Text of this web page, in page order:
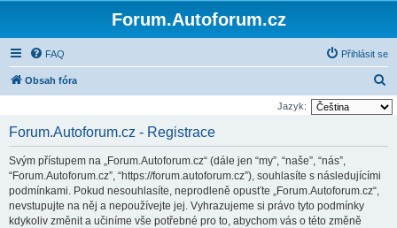
Forum.Autoforum.cz
FAQ Přihlásit se
Obsah fóra
l
Jazyk:
Forum.Autoforum.cz - Registrace
Svým přístupem na „Forum.Autoforum.cz“ (dále jen “my”, “naše”, “nás”,
“Forum.Autoforum.cz”, “https://forum.autoforum.cz”), souhlasíte s následujícími
podmínkami. Pokud nesouhlasíte, neprodleně opusťte „Forum.Autoforum.cz“,
nevstupujte na něj a nepoužívejte jej. Vyhrazujeme si právo tyto podmínky
kdykoliv změnit a učiníme vše potřebné pro to, abychom vás o této změně